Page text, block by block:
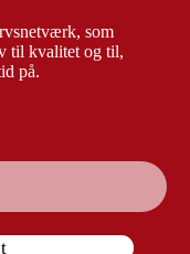
som
til kvalitet og til,
på.